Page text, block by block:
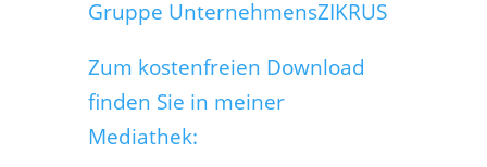
Gruppe UnternehmensZIKRUS
Zum kostenfreien Download
finden Sie in meiner
Mediathek: